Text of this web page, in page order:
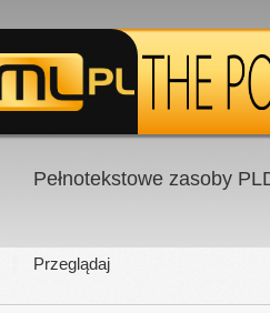
Pełnotekstowe zasoby
Przeglądaj